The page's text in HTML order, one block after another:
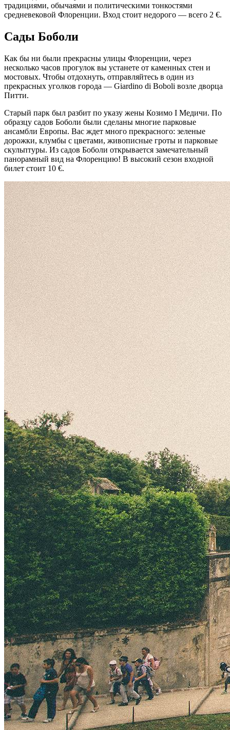
традициями, обычаями и политическими тонкостями
средневековой Флоренции. Вход стоит недорого — всего 2 €.
Сады Боболи
Как бы ни были прекрасны улицы Флоренции, через
несколько часов прогулок вы устанете от каменных стен и
мостовых. Чтобы отдохнуть, отправляйтесь в один из
прекрасных уголков города — Giardino di Boboli возле дворца
Питти.
Старый парк был разбит по указу жены Козимо I Медичи. По
образцу садов Боболи были сделаны многие парковые
ансамбли Европы. Вас ждет много прекрасного: зеленые
дорожки, клумбы с цветами, живописные гроты и парковые
скульптуры. Из садов Боболи открывается замечательный
панорамный вид на Флоренцию! В высокий сезон входной
билет стоит 10 €.